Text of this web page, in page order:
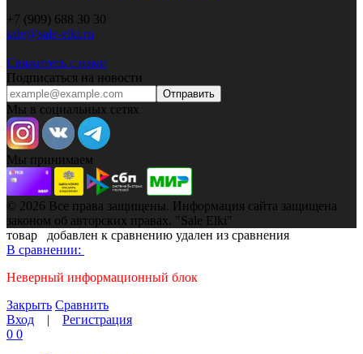
+7 (909) 688 30 30
sale@sale-elki.ru
Свяжитесь с нами
Подписаться на новости
Отправить
Мы в социальных сетях
Мы принимаем
© 2026 Все права защищены. Информация сайта защищена
законом об авторских правах. "Sale Elki"
товар
добавлен к сравнению удален из сравнения
В сравнении:
Неверный информационный блок
Закрыть Сравнить
Вход | Регистрация
0 0